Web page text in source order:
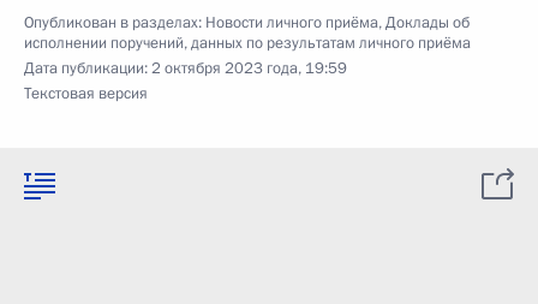
Опубликован в разделах: Новости личного приёма,Доклады об
исполнении поручений, данных по результатам личного приёма
Дата публикации:2 октября 2023 года, 19:59
Текстовая версия